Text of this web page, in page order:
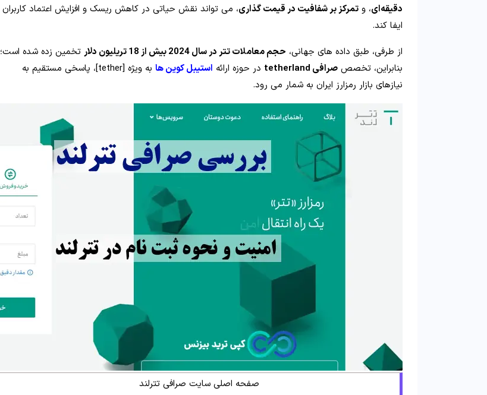
دقیقه‌ای، و تمرکز بر شفافیت در قیمت‌ گذاری، می‌ تواند نقش حیاتی در کاهش ریسک و افزایش اعتماد کاربران
ایفا کند.
از طرفی، طبق داده‌ های جهانی، حجم معاملات تتر در سال 2024 بیش از 18 تریلیون دلار
تخمین زده شده است؛
بنابراین، تخصص صرافی tetherland در حوزه ارائه استیبل کوین ها
به ویژه [tether]، پاسخی مستقیم به
نیازهای بازار رمزارز ایران به شمار می‌ رود.
صفحه اصلی سایت صرافی تترلند